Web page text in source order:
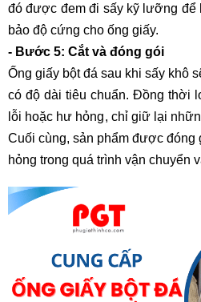
đó được đem đi sấy kỹ lưỡng để
bảo độ cứng cho ống giấy.
- Bước 5: Cắt và đóng gói
Ống giấy bột đá sau khi sấy khô
có độ dài tiêu chuẩn. Đồng thời
lỗi hoặc hư hỏng, chỉ giữ lại
Cuối cùng, sản phẩm được đóng
hỏng trong quá trình vận chuyển